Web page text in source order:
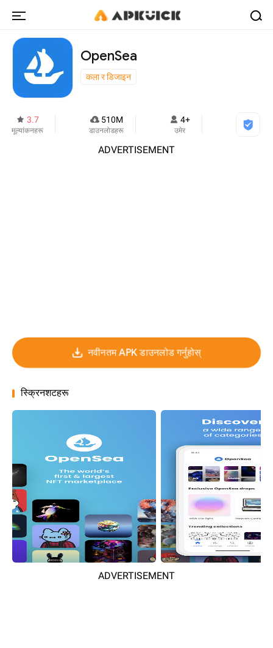
OpenSea
कला र डिजाइन
3.7
मूल्यांकनहरू
510M
डाउनलोडहरू
4+
उमेर
ADVERTISEMENT
नवीनतम APK डाउनलोड गर्नुहोस्
स्क्रिनशटहरू
ADVERTISEMENT